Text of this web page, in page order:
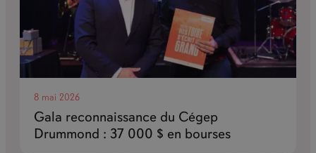
8 mai 2026
Gala reconnaissance du Cégep
Drummond : 37 000 $ en bourses